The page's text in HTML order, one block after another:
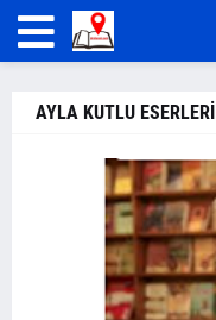
AYLA KUTLU ESERLERİ